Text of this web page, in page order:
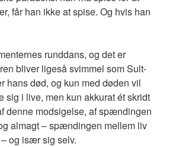
får han ikke at spise. Og hvis han
runddans, og det er
bliver ligeså svimmel som Sult-
hans død, og kun med døden vil
sig i live, men kun akkurat ét skridt
denne modsigelse, af spændingen
almagt – spændingen mellem liv
og især sig selv.